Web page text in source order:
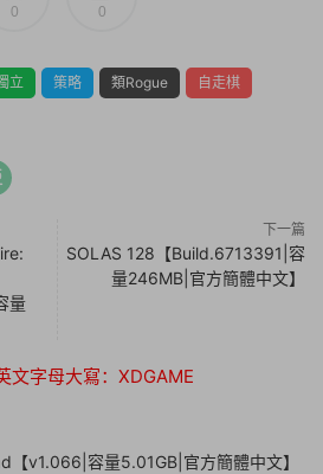
0 0
立 策略 類Rogue
自走棋
量
下一篇
SOLAS 128【Build.6713391|容
量246MB|官方簡體中文】
文字母大寫：XDGAME
【v1.066|容量5.01GB|官方簡體中文】